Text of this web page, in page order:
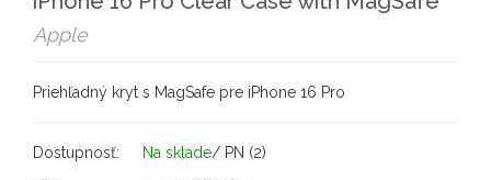
Apple
Priehľadný kryt s MagSafe pre iPhone 16 Pro
Dostupnosť: Na sklade/ PN (2)